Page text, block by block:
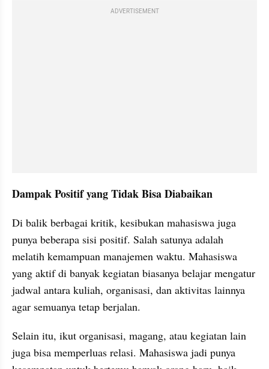
ADVERTISEMENT
Dampak Positif yang Tidak Bisa Diabaikan
Di balik berbagai kritik, kesibukan mahasiswa juga
punya beberapa sisi positif. Salah satunya adalah
melatih kemampuan manajemen waktu. Mahasiswa
yang aktif di banyak kegiatan biasanya belajar mengatur
jadwal antara kuliah, organisasi, dan aktivitas lainnya
agar semuanya tetap berjalan.
Selain itu, ikut organisasi, magang, atau kegiatan lain
juga bisa memperluas relasi. Mahasiswa jadi punya